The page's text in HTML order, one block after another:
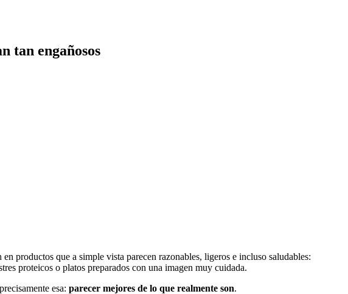
tan engañosos
productos que a simple vista parecen razonables, ligeros e incluso saludables:
proteicos o platos preparados con una imagen muy cuidada.
esa: parecer mejores de lo que realmente son.